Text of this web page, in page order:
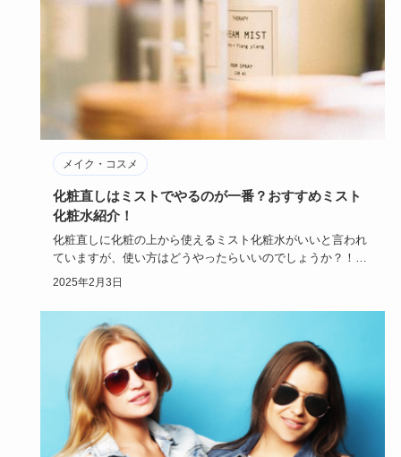
メイク・コスメ
化粧直しはミストでやるのが一番？おすすめミスト
化粧水紹介！
化粧直しに化粧の上から使えるミスト化粧水がいいと言われ
ていますが、使い方はどうやったらいいのでしょうか？！乳
液や美容液も必…
2025年2月3日